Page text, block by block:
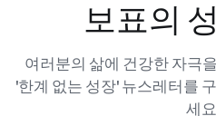
보표의
여러분의 삶에 건강한 자극
'한계 없는 성장' 뉴스레터를
세